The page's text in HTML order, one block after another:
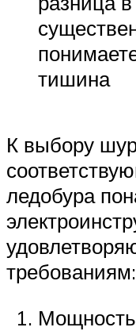
тишина
К выбору
ледобура
требованиям: